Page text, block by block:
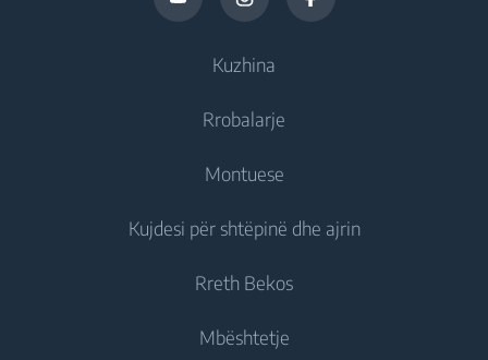
Kuzhina
Frigoriferë
Frizë
Frizë montues
Rrobalarje
Rrobalarëse jomontuese
Rrobalarëse montuese
Rrobalarëse Tharëse
Montuese
Ftohje
Frigoriferë montues
Frizë montues
Kujdesi për shtëpinë dhe ajrin
Kondicionerë
Rreth Bekos
Mbështetje